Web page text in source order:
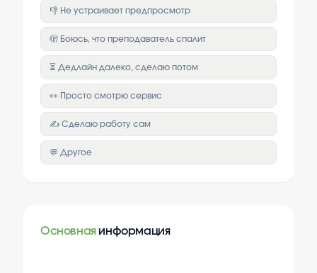
👎 Не устраивает предпросмотр
🫣 Боюсь, что преподаватель спалит
⏳ Дедлайн далеко, сделаю потом
👀 Просто смотрю сервис
✍️ Сделаю работу сам
💬 Другое
Основная информация